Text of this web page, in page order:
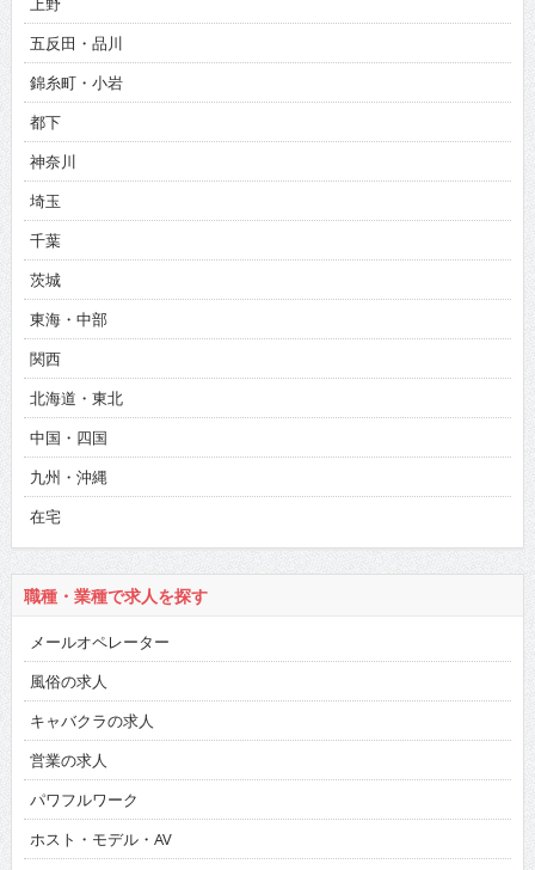
五反田・品川
錦糸町・小岩
都下
神奈川
埼玉
千葉
茨城
東海・中部
関西
北海道・東北
中国・四国
九州・沖縄
在宅
職種・業種で求人を探す
メールオペレーター
風俗の求人
キャバクラの求人
営業の求人
パワフルワーク
ホスト・モデル・AV